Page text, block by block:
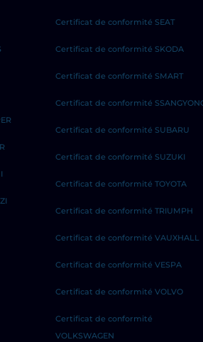
Certificat de conformité SEAT
Certificat de conformité SKODA
Certificat de conformité SMART
Certificat de conformité
Certificat de conformité SUBARU
Certificat de conformité SUZUKI
Certificat de conformité TOYOTA
Certificat de conformité TRIUMPH
Certificat de conformité VAUXHALL
Certificat de conformité VESPA
Certificat de conformité VOLVO
Certificat de conformité
VOLKSWAGEN